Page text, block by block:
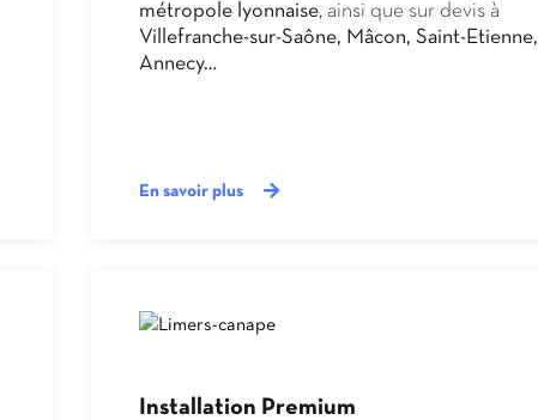
métropole lyonnaise, ainsi que sur devis à
Villefranche-sur-Saône, Mâcon, Saint-Etienne,
Annecy…
En savoir plus
Installation Premium